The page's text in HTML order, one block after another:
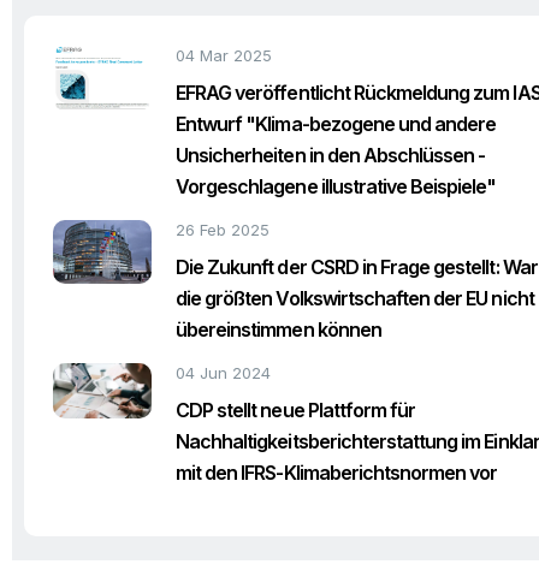
04 Mar 2025
EFRAG veröffentlicht Rückmeldung zum
Entwurf "Klima-bezogene und andere
Unsicherheiten in den Abschlüssen -
Vorgeschlagene illustrative Beispiele"
26 Feb 2025
Die Zukunft der CSRD in Frage gestellt:
die größten Volkswirtschaften der EU nicht
übereinstimmen können
04 Jun 2024
CDP stellt neue Plattform für
Nachhaltigkeitsberichterstattung im
mit den IFRS-Klimaberichtsnormen vor